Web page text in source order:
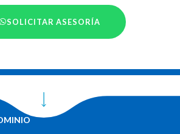
SOLICITAR ASESORÍA